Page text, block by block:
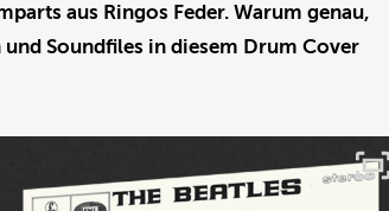
aus Ringos Feder. Warum genau,
Soundfiles in diesem Drum Cover